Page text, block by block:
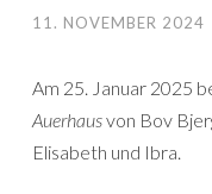
11. NOVEMBER 2024
Am 25. Januar 2025
Auerhausvon Bov
Elisabeth und Ibra.